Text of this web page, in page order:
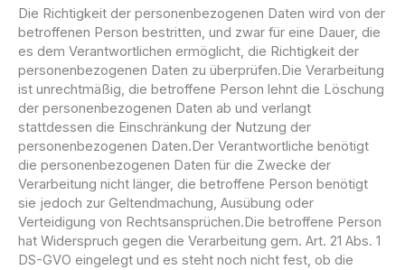
Die Richtigkeit der personenbezogenen Daten wird von der
betroffenen Person bestritten, und zwar für eine Dauer, die
es dem Verantwortlichen ermöglicht, die Richtigkeit der
personenbezogenen Daten zu überprüfen.Die Verarbeitung
ist unrechtmäßig, die betroffene Person lehnt die Löschung
der personenbezogenen Daten ab und verlangt
stattdessen die Einschränkung der Nutzung der
personenbezogenen Daten.Der Verantwortliche benötigt
die personenbezogenen Daten für die Zwecke der
Verarbeitung nicht länger, die betroffene Person benötigt
sie jedoch zur Geltendmachung, Ausübung oder
Verteidigung von Rechtsansprüchen.Die betroffene Person
hat Widerspruch gegen die Verarbeitung gem. Art. 21 Abs. 1
DS-GVO eingelegt und es steht noch nicht fest, ob die